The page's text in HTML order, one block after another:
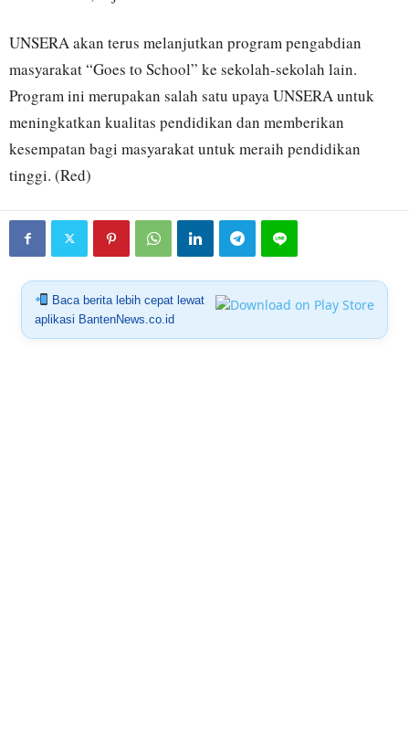
UNSERA akan terus melanjutkan program pengabdian
masyarakat “Goes to School” ke sekolah-sekolah lain.
Program ini merupakan salah satu upaya UNSERA untuk
meningkatkan kualitas pendidikan dan memberikan
kesempatan bagi masyarakat untuk meraih pendidikan
tinggi. (Red)
Baca berita lebih cepat lewat
aplikasi BantenNews.co.id